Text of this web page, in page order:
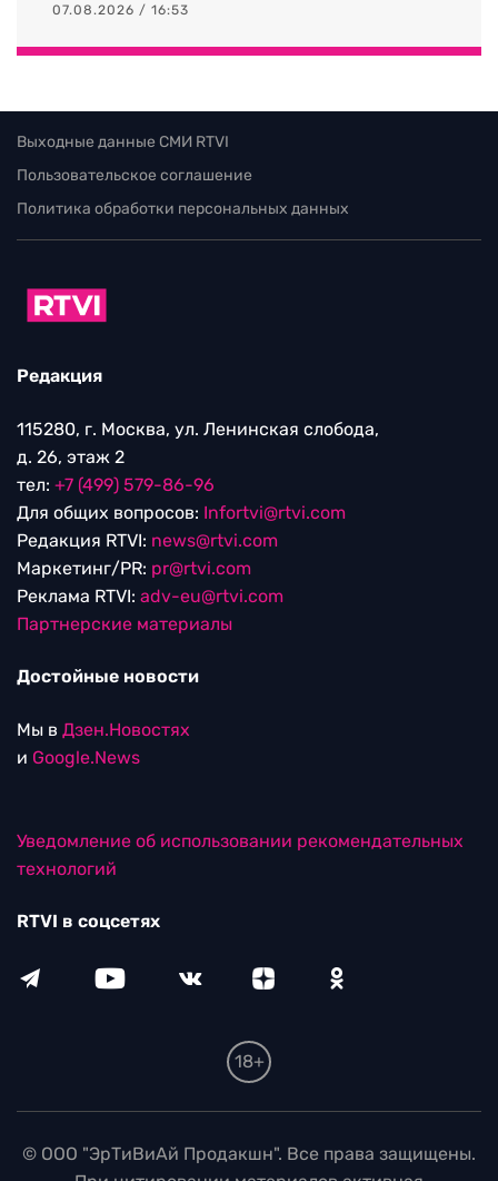
07.08.2026 / 16:53
Выходные данные СМИ RTVI
Пользовательское соглашение
Политика обработки персональных данных
Редакция
115280, г. Москва, ул. Ленинская слобода,
д. 26, этаж 2
тел: +7 (499) 579-86-96
Для общих вопросов: Infortvi@rtvi.com
Редакция RTVI: news@rtvi.com
Маркетинг/PR: pr@rtvi.com
Реклама RTVI: adv-eu@rtvi.com
Партнерские материалы
Достойные новости
Мы в Дзен.Новостях
и Google.News
Уведомление об использовании рекомендательных
технологий
RTVI в соцсетях
18+
© ООО "ЭрТиВиАй Продакшн". Все права защищены.